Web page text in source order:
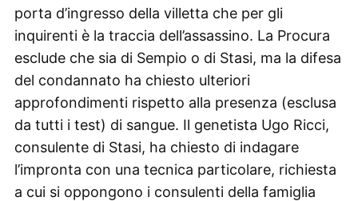
porta d’ingresso della villetta che per gli
inquirenti è la traccia dell’assassino. La Procura
esclude che sia di Sempio o di Stasi, ma la difesa
del condannato ha chiesto ulteriori
approfondimenti rispetto alla presenza (esclusa
da tutti i test) di sangue. Il genetista Ugo Ricci,
consulente di Stasi, ha chiesto di indagare
l’impronta con una tecnica particolare, richiesta
a cui si oppongono i consulenti della famiglia